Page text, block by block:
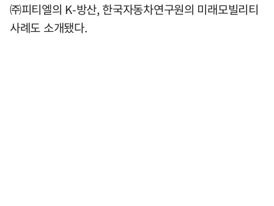
㈜피티엘의 K-방산, 한국자동차연구원의 미래모빌리티
사례도 소개됐다.